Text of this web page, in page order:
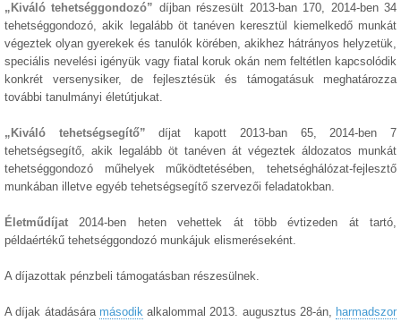
„Kiváló tehetséggondozó” díjban részesült 2013-ban 170, 2014-ben 34
tehetséggondozó, akik legalább öt tanéven keresztül kiemelkedő munkát
végeztek olyan gyerekek és tanulók körében, akikhez hátrányos helyzetük,
speciális nevelési igényük vagy fiatal koruk okán nem feltétlen kapcsolódik
konkrét versenysiker, de fejlesztésük és támogatásuk meghatározza
további tanulmányi életútjukat.
„Kiváló tehetségsegítő”díjat kapott 2013-ban 65, 2014-ben 7
tehetségsegítő, akik legalább öt tanéven át végeztek áldozatos munkát
tehetséggondozó műhelyek működtetésében, tehetséghálózat-fejlesztő
munkában illetve egyéb tehetségsegítő szervezői feladatokban.
Életműdíjat2014-ben heten vehettek át több évtizeden át tartó,
példaértékű tehetséggondozó munkájuk elismeréseként.
A díjazottak pénzbeli támogatásban részesülnek.
A díjak átadására másodikalkalommal 2013. augusztus 28-án, harmadszor